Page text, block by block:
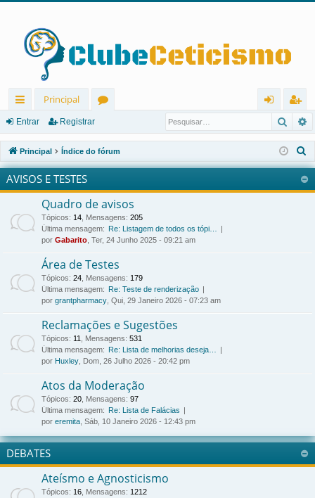
in
ks
rá
pi
os
Principal
u
ns
ra
r
eg
ist
ra
Entrar Registrar
Principal Índice do fórum
e
s
AVISOS E TESTES
Quadro de avisos
Tópicos: 14, Mensagens: 205
Última mensagem:
Re: Listagem de todos os tópi…
por Gabarito, Ter, 24 Junho 2025 - 09:21 am
Área de Testes
Tópicos: 24, Mensagens: 179
Última mensagem:
Re: Teste de renderização
por grantpharmacy, Qui, 29 Janeiro 2026 - 07:23 am
Reclamações e Sugestões
Tópicos: 11, Mensagens: 531
Última mensagem:
Re: Lista de melhorias deseja…
por Huxley, Dom, 26 Julho 2026 - 20:42 pm
Atos da Moderação
Tópicos: 20, Mensagens: 97
Última mensagem:
Re: Lista de Falácias
por eremita, Sáb, 10 Janeiro 2026 - 12:43 pm
DEBATES
Ateísmo e Agnosticismo
Tópicos: 16, Mensagens: 1212